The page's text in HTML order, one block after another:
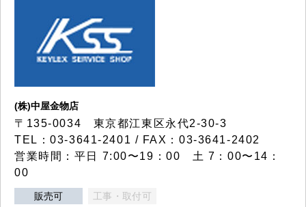
(株)中屋金物店
〒135-0034 東京都江東区永代2-30-3
TEL：03-3641-2401 / FAX：03-3641-2402
営業時間：平日 7:00〜19：00 土 7：00〜14：
00
販売可 工事・取付可